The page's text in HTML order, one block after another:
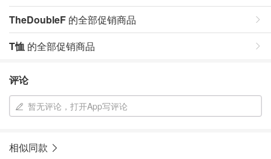
TheDoubleF 的全部促销商品
T恤 的全部促销商品
评论
暂无评论，打开App写评论
相似同款